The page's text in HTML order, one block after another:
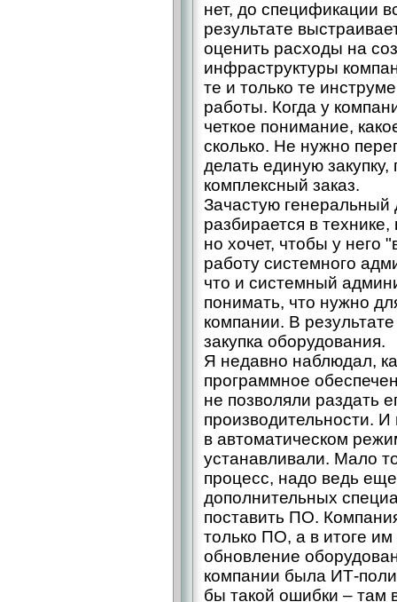
нет, до спецификации
результате
оценить расходы на
инфраструктуры
те и только те
работы. Когда у
четкое понимание,
сколько. Не нужно
делать единую
комплексный заказ.
Зачастую генеральный
разбирается в
но хочет, чтобы у него
работу системного
что и системный
понимать, что нужно
компании. В
закупка оборудования.
Я недавно наблюдал,
программное
не позволяли раздать
производительности.
в автоматическом
устанавливали. Мало
процесс, надо ведь
дополнительных
поставить ПО.
только ПО, а в итоге
обновление
компании была ИТ-
бы такой ошибки – там